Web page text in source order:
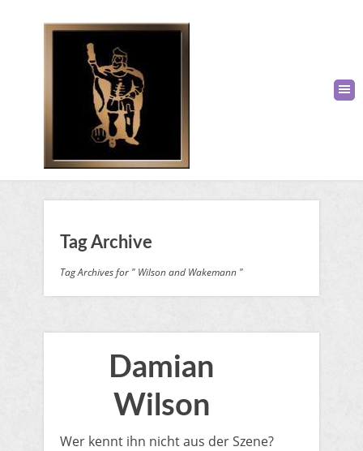
Tag Archive
Tag Archives for " Wilson and Wakemann "
Damian
Wilson
Wer kennt ihn nicht aus der Szene?